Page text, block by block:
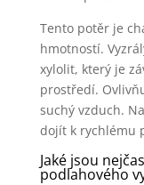
Tento potěr je
hmotností.
xylolit, který je
prostředí.
suchý vzduch.
dojít k rychlému
Jaké jsou
podlahového